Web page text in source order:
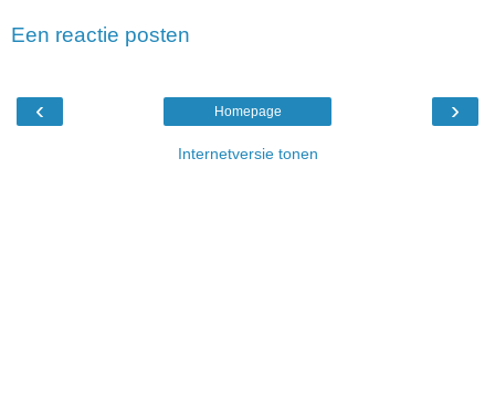
Een reactie posten
‹ ›
Homepage
Internetversie tonen